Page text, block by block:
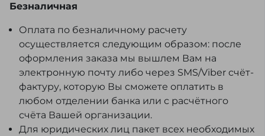
Безналичная
Оплата по безналичному расчету
осуществляется следующим образом: после
оформления заказа мы вышлем Вам на
электронную почту либо через SMS/Viber счёт-
фактуру, которую Вы сможете оплатить в
любом отделении банка или с расчётного
счёта Вашей организации.
Для юридических лиц пакет всех необходимых